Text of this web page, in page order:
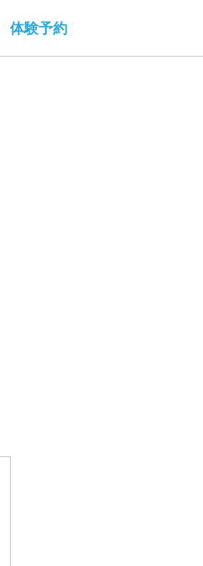
体験予約